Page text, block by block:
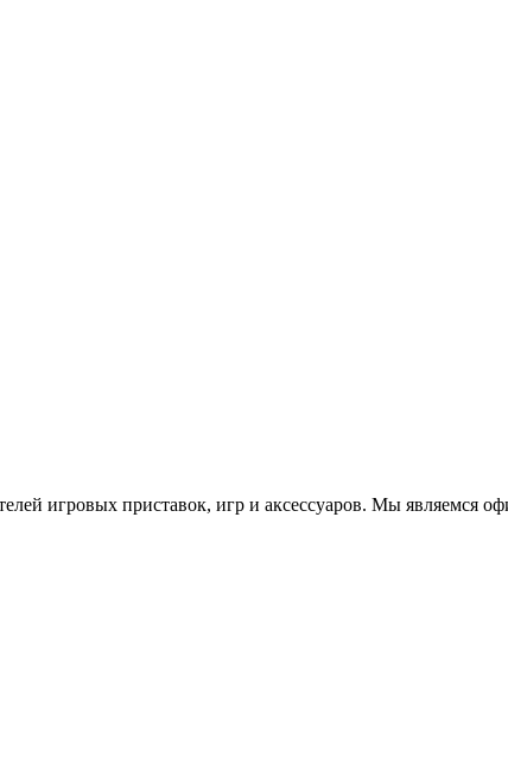
игровых приставок, игр и аксессуаров. Мы являемся